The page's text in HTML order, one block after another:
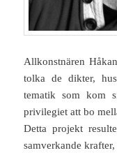
Allkonstnären
tolka de dikter,
tematik som kom
privilegiet att bo
Detta projekt
samverkande